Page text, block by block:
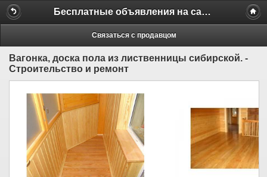
Бесплатные объявления на сайте MILAMO.ru
Связаться с продавцом
Вагонка, доска пола из лиственницы сибирской. -
Строительство и ремонт